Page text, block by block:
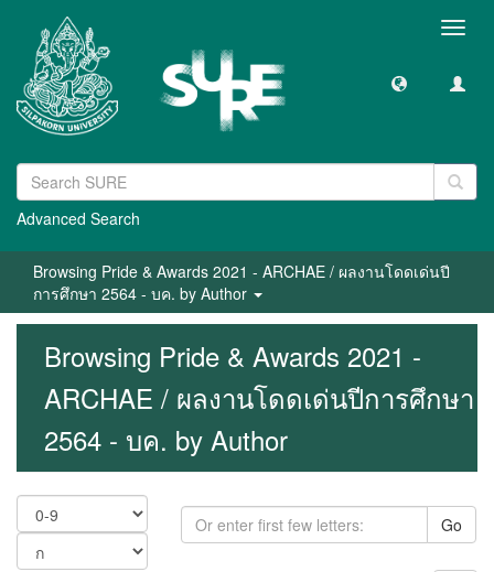
Advanced Search
Browsing Pride & Awards 2021 - ARCHAE / ผลงานโดดเด่นปี
การศึกษา 2564 - บค. by Author
Browsing Pride & Awards 2021 -
ARCHAE / ผลงานโดดเด่นปีการศึกษา
2564 - บค. by Author
Go